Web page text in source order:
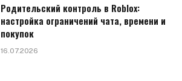
Родительский контроль в Roblox:
настройка ограничений чата, времени и
покупок
16.07.2026